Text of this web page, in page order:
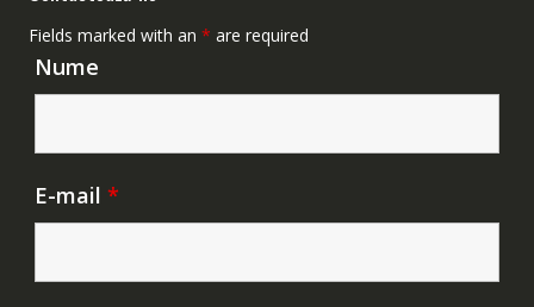
Fields marked with an * are required
Nume
E-mail *